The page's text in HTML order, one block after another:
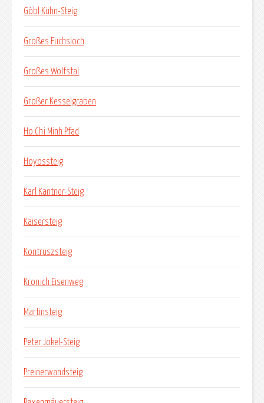
Göbl Kühn-Steig
Großes Fuchsloch
Großes Wolfstal
Großer Kesselgraben
Ho Chi Minh Pfad
Hoyossteig
Karl Kantner-Steig
Kaisersteig
Kontruszsteig
Kronich Eisenweg
Martinsteig
Peter Jokel-Steig
Preinerwandsteig